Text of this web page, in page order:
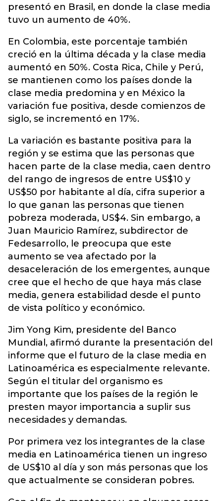
presentó en Brasil, en donde la clase media
tuvo un aumento de 40%.
En Colombia, este porcentaje también
creció en la última década y la clase media
aumentó en 50%. Costa Rica, Chile y Perú,
se mantienen como los países donde la
clase media predomina y en México la
variación fue positiva, desde comienzos de
siglo, se incrementó en 17%.
La variación es bastante positiva para la
región y se estima que las personas que
hacen parte de la clase media, caen dentro
del rango de ingresos de entre US$10 y
US$50 por habitante al día, cifra superior a
lo que ganan las personas que tienen
pobreza moderada, US$4. Sin embargo, a
Juan Mauricio Ramírez, subdirector de
Fedesarrollo, le preocupa que este
aumento se vea afectado por la
desaceleración de los emergentes, aunque
cree que el hecho de que haya más clase
media, genera estabilidad desde el punto
de vista político y económico.
Jim Yong Kim, presidente del Banco
Mundial, afirmó durante la presentación del
informe que el futuro de la clase media en
Latinoamérica es especialmente relevante.
Según el titular del organismo es
importante que los países de la región le
presten mayor importancia a suplir sus
necesidades y demandas.
Por primera vez los integrantes de la clase
media en Latinoamérica tienen un ingreso
de US$10 al día y son más personas que los
que actualmente se consideran pobres.